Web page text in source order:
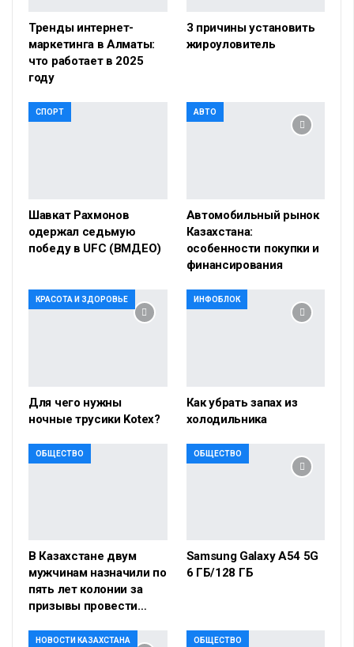
Тренды интернет-
маркетинга в Алматы:
что работает в 2025
году
3 причины установить
жироуловитель
СПОРТ
Шавкат Рахмонов
одержал седьмую
победу в UFC (ВМДЕО)
АВТО
Автомобильный рынок
Казахстана:
особенности покупки и
финансирования
КРАСОТА И ЗДОРОВЬЕ
Для чего нужны
ночные трусики Kotex?
ИНФОБЛОК
Как убрать запах из
холодильника
ОБЩЕСТВО
В Казахстане двум
мужчинам назначили по
пять лет колонии за
призывы провести…
ОБЩЕСТВО
Samsung Galaxy A54 5G
6 ГБ/128 ГБ
НОВОСТИ КАЗАХСТАНА ОБЩЕСТВО